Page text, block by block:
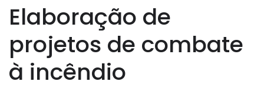
Elaboração de
projetos de combate
à incêndio